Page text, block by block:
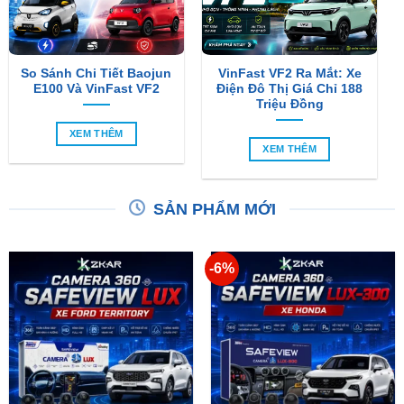
So Sánh Chi Tiết Baojun
E100 Và VinFast VF2
XEM THÊM
VinFast VF2 Ra Mắt: Xe
Điện Đô Thị Giá Chỉ 188
Triệu Đồng
XEM THÊM
SẢN PHẨM MỚI
-6%